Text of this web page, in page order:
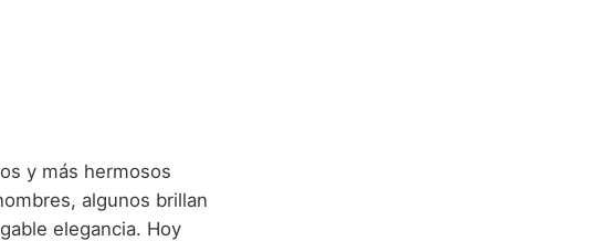
y más hermosos
algunos brillan
elegancia. Hoy